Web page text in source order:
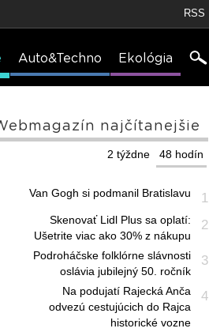
RSS
Auto&Techno Ekológia
najčítanejšie
48 hodín
2 týždne
1
Van Gogh si podmanil Bratislavu
2
Skenovať Lidl Plus sa oplatí:
Ušetrite viac ako 30% z nákupu
3
Podroháčske folklórne slávnosti
oslávia jubilejný 50. ročník
4
Na podujatí Rajecká Anča
odvezú cestujúcich do Rajca
historické vozne